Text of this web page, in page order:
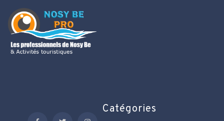
Catégories